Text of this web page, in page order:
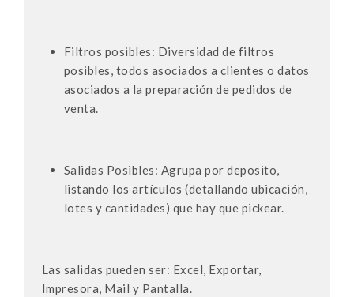
Filtros posibles: Diversidad de filtros
posibles, todos asociados a clientes o datos
asociados a la preparación de pedidos de
venta.
Salidas Posibles: Agrupa por deposito,
listando los artículos (detallando ubicación,
lotes y cantidades) que hay que pickear.
Las salidas pueden ser: Excel, Exportar,
Impresora, Mail y Pantalla.